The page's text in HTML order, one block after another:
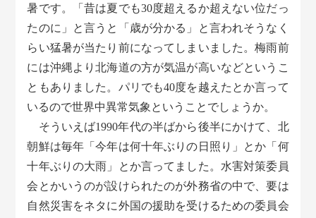
暑です。「昔は夏でも30度超えるか超えない位だっ
たのに」と言うと「歳が分かる」と言われそうなく
らい猛暑が当たり前になってしまいました。梅雨前
には沖縄より北海道の方が気温が高いなどというこ
ともありました。パリでも40度を越えたとか言って
いるので世界中異常気象ということでしょうか。
そういえば1990年代の半ばから後半にかけて、北
朝鮮は毎年「今年は何十年ぶりの日照り」とか「何
十年ぶりの大雨」とか言ってました。水害対策委員
会とかいうのが設けられたのが外務省の中で、要は
自然災害をネタに外国の援助を受けるための委員会